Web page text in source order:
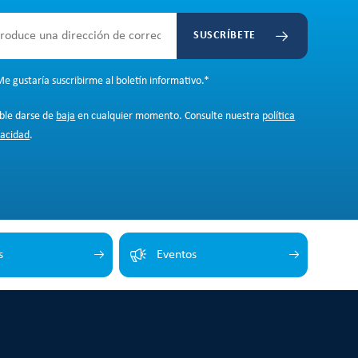
SUSCRÍBETE
gustaría suscribirme al boletín informativo.*
darse de baja en cualquier momento. Consulte nuestra política
.
Eventos